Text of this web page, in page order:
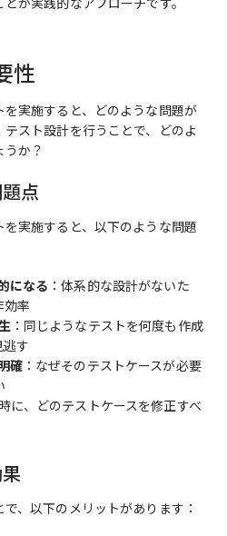
性
実施すると、どのような問題が
スト設計を行うことで、どのよ
か？
点
実施すると、以下のような問題
になる ：体系的な設計がないた
効率
：同じようなテストを何度も作成
す
確：なぜそのテストケースが必要
に、どのテストケースを修正すべ
、以下のメリットがあります：